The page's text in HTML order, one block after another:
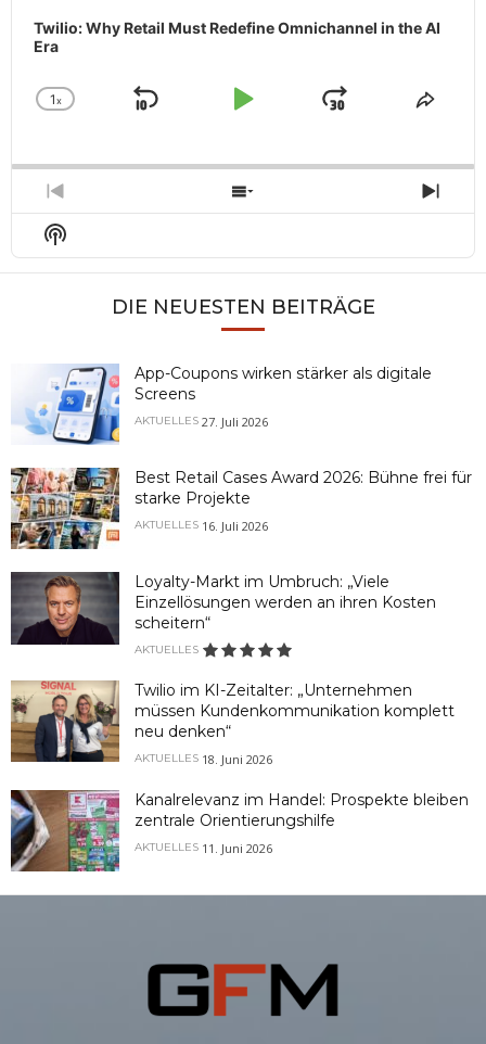
Twilio: Why Retail Must Redefine Omnichannel in the AI
Era
Change
1x
Skip
Play
Jump
Share
Previous
Episode
Show
Episodes
Next
Show
Podcast
Information
DIE NEUESTEN BEITRÄGE
App-Coupons wirken stärker als digitale
Screens
AKTUELLES 27. Juli 2026
Best Retail Cases Award 2026: Bühne frei für
starke Projekte
AKTUELLES 16. Juli 2026
Loyalty-Markt im Umbruch: „Viele
Einzellösungen werden an ihren Kosten
scheitern“
AKTUELLES
Twilio im KI-Zeitalter: „Unternehmen
müssen Kundenkommunikation komplett
neu denken“
AKTUELLES 18. Juni 2026
Kanalrelevanz im Handel: Prospekte bleiben
zentrale Orientierungshilfe
AKTUELLES 11. Juni 2026